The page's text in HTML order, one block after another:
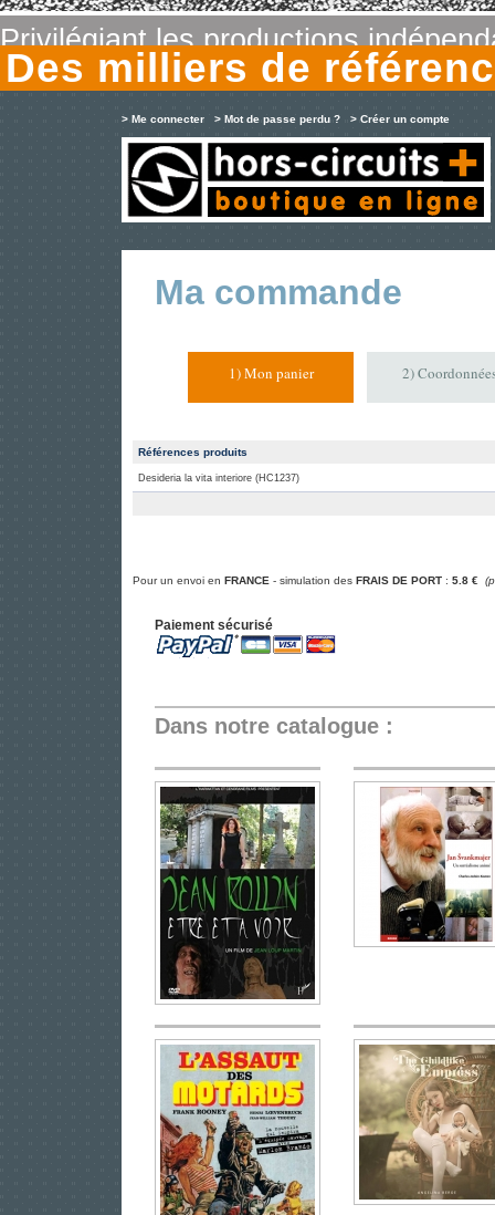
Privilégiant les productions
Des milliers de
> Me connecter > Mot de passe perdu ? > Créer un compte
Ma commande
1) Mon panier 2)
Références produits
Desideria la vita interiore (HC1237)
Pour un envoi en FRANCE - simulation des FRAIS DE PORT : 5.8 €
Paiement sécurisé
Dans notre catalogue :